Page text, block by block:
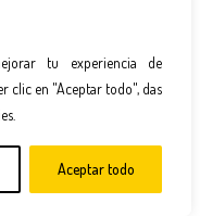
tu experiencia de
clic en "Aceptar todo", das
Aceptar todo